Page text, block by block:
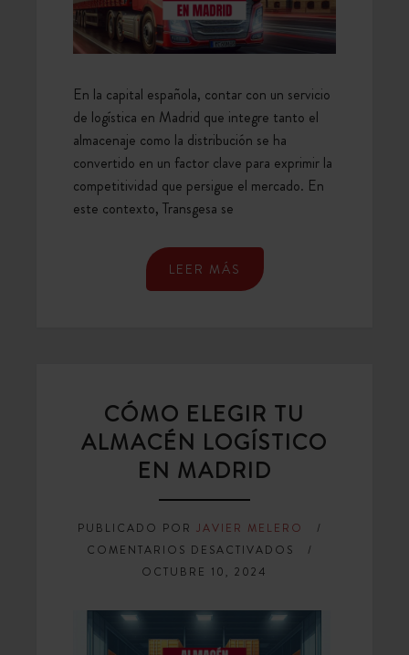
DISTRIBUCIÓN
En la capital española, contar con un servicio
de logística en Madrid que integre tanto el
almacenaje como la distribución se ha
convertido en un factor clave para exprimir la
competitividad que persigue el mercado. En
este contexto, Transgesa se
LEER MÁS
CÓMO ELEGIR TU
ALMACÉN LOGÍSTICO
EN MADRID
PUBLICADO POR JAVIER MELERO
COMENTARIOS DESACTIVADOS EN
TU
ALMACÉN
OCTUBRE 10, 2024